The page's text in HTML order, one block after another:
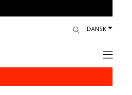
DANSK